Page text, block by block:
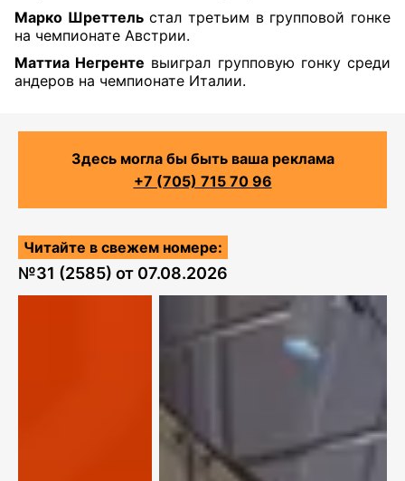
Марко Шреттельстал третьим в групповой гонке
на чемпионате Австрии.
Маттиа Негренте выиграл групповую гонку среди
андеров на чемпионате Италии.
Здесь могла бы быть ваша реклама
+7 (705) 715 70 96
Читайте в свежем номере:
№31 (2585) от 07.08.2026